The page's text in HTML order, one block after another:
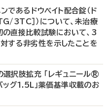
であるドウベイト配合錠（ド
3TC］）について、未治療
直接比較試験において、3
る非劣性を示したことを
択肢拡充 「レギュニール®
グ1.5L」薬価基準収載のお